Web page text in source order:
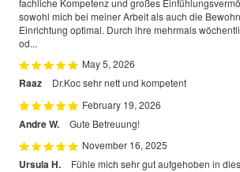
sowohl mich bei meiner Arbeit als auch die
Einrichtung optimal. Durch ihre mehrmals
od...
May 5, 2026
Raaz
Dr.Koc sehr nett und kompetent
February 19, 2026
Andre W.
Gute Betreuung!
November 16, 2025
Ursula H.
Fühle mich sehr gut aufgehoben in